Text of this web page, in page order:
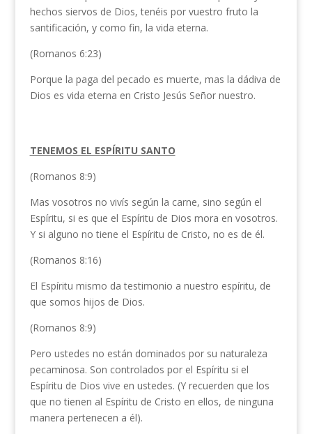
hechos siervos de Dios, tenéis por vuestro fruto la
santificación, y como fin, la vida eterna.
(Romanos 6:23)
Porque la paga del pecado es muerte, mas la dádiva de
Dios es vida eterna en Cristo Jesús Señor nuestro.
TENEMOS EL ESPÍRITU SANTO
(Romanos 8:9)
Mas vosotros no vivís según la carne, sino según el
Espíritu, si es que el Espíritu de Dios mora en vosotros.
Y si alguno no tiene el Espíritu de Cristo, no es de él.
(Romanos 8:16)
El Espíritu mismo da testimonio a nuestro espíritu, de
que somos hijos de Dios.
(Romanos 8:9)
Pero ustedes no están dominados por su naturaleza
pecaminosa. Son controlados por el Espíritu si el
Espíritu de Dios vive en ustedes. (Y recuerden que los
que no tienen al Espíritu de Cristo en ellos, de ninguna
manera pertenecen a él).